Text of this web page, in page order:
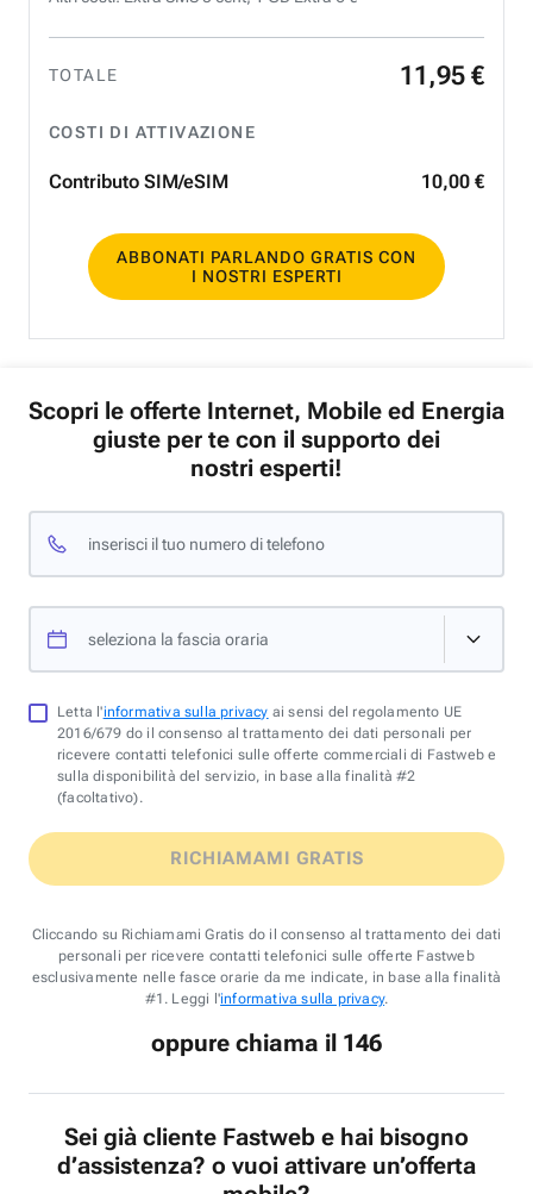
TOTALE 11 ,95 €
COSTI DI ATTIVAZIONE
Contributo SIM/eSIM 10,00 €
ABBONATI PARLANDO GRATIS CON
I NOSTRI ESPERTI
Scopri le offerte Internet, Mobile ed Energia
giuste per te con il supporto dei
nostri esperti!
inserisci il tuo numero di telefono
seleziona la fascia oraria
Letta l'informativa sulla privacy ai sensi del regolamento UE
2016/679 do il consenso al trattamento dei dati personali per
ricevere contatti telefonici sulle offerte commerciali di Fastweb e
sulla disponibilità del servizio, in base alla finalità #2
(facoltativo).
RICHIAMAMI GRATIS
Cliccando su Richiamami Gratis do il consenso al trattamento dei dati
personali per ricevere contatti telefonici sulle offerte Fastweb
esclusivamente nelle fasce orarie da me indicate, in base alla finalità
#1. Leggi l'informativa sulla privacy.
oppure chiama il 146
Sei già cliente Fastweb e hai bisogno
d’assistenza? o vuoi attivare un’offerta